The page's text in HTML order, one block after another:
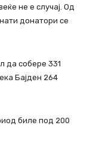
не е случај. Од
донатори се
да собере 331
Бајден 264
биле под 200